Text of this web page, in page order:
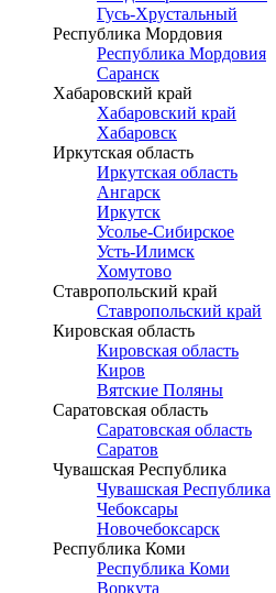
Гусь-Хрустальный
Республика Мордовия
Республика Мордовия
Саранск
Хабаровский край
Хабаровский край
Хабаровск
Иркутская область
Иркутская область
Ангарск
Иркутск
Усолье-Сибирское
Усть-Илимск
Хомутово
Ставропольский край
Ставропольский край
Кировская область
Кировская область
Киров
Вятские Поляны
Саратовская область
Саратовская область
Саратов
Чувашская Республика
Чувашская Республика
Чебоксары
Новочебоксарск
Республика Коми
Республика Коми
Воркута